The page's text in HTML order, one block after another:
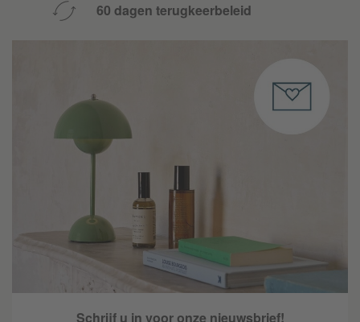
60 dagen terugkeerbeleid
Schrijf u in voor onze nieuwsbrief!